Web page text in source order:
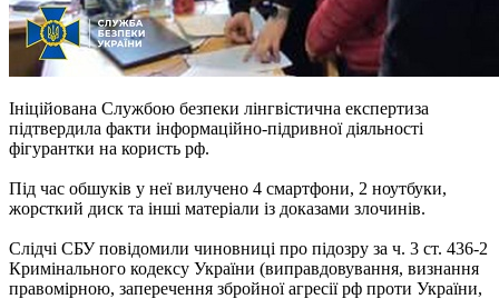
Ініційована Службою безпеки лінгвістична експертиза
підтвердила факти інформаційно-підривної діяльності
фігурантки на користь рф.
Під час обшуків у неї вилучено 4 смартфони, 2 ноутбуки,
жорсткий диск та інші матеріали із доказами злочинів.
Слідчі СБУ повідомили чиновниці про підозру за ч. 3 ст. 436-2
Кримінального кодексу України (виправдовування, визнання
правомірною, заперечення збройної агресії рф проти України,